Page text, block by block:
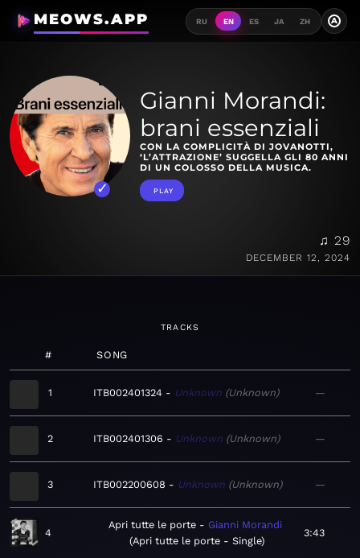
MEOWS.APP RU EN ES JA ZH A
Gianni Morandi:
brani essenziali
CON LA COMPLICITÀ DI JOVANOTTI,
‘L’ATTRAZIONE’ SUGGELLA GLI 80 ANNI
DI UN COLOSSO DELLA MUSICA.
PLAY
♫ 29
DECEMBER 12, 2024
TRACKS
# SONG
1 ITB002401324 Unknown Unknown —
2 ITB002401306 Unknown Unknown —
3 ITB002200608 Unknown Unknown —
4
Apri tutte le porte
Gianni Morandi
Apri tutte le porte - Single
3:43